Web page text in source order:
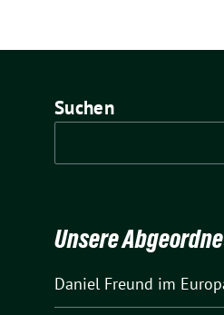
Suchen
Unsere
Daniel Freund im